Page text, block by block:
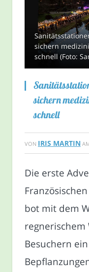
sichern
schnell (Foto:
sichern
schnell
VON IRIS MARTIN
Die erste
bot mit dem
Besuchern